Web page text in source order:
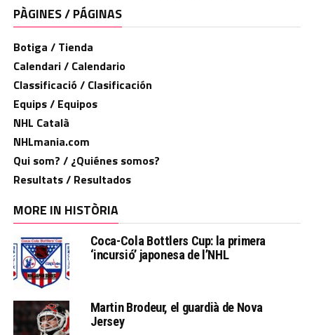
PÀGINES / PÁGINAS
Botiga / Tienda
Calendari / Calendario
Classificació / Clasificación
Equips / Equipos
NHL Català
NHLmania.com
Qui som? / ¿Quiénes somos?
Resultats / Resultados
MORE IN HISTÒRIA
Coca-Cola Bottlers Cup: la primera
‘incursió’ japonesa de l’NHL
Martin Brodeur, el guardià de Nova
Jersey